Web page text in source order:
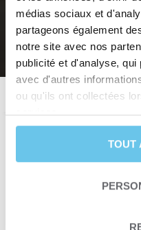
médias sociaux et
partageons également
notre site avec nos
publicité et d'analyse,
avec d'autres
ou qu'ils ont collectées
services.
TOUT
De la Bretagne à la
Accueil>Voyages à vélo en France et en
plages du débarquement
Description Itinéraire Avis